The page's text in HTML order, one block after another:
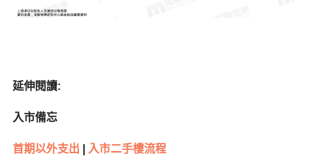
延伸閱讀:
入市備忘
首期以外支出 入市二手樓流程